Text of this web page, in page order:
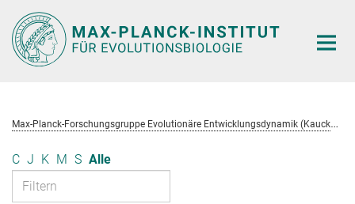
Hauptinhalt
M
ax-Planck-Forschungsgruppe Evolutionäre Entwicklungsdynamik (Kaucká)
C J K M S Alle